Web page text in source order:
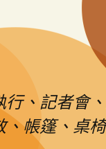
、記者會
、帳篷、桌